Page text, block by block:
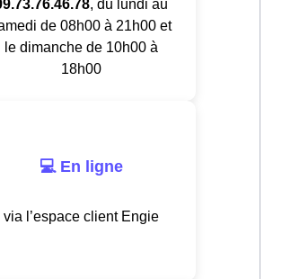
, du lundi au
de 08h00 à 21h00 et
le dimanche de 10h00 à
18h00
💻 En ligne
via l’espace client Engie